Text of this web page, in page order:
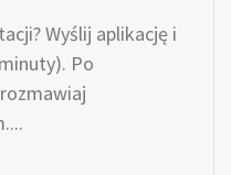
Wyślij aplikację i
Po